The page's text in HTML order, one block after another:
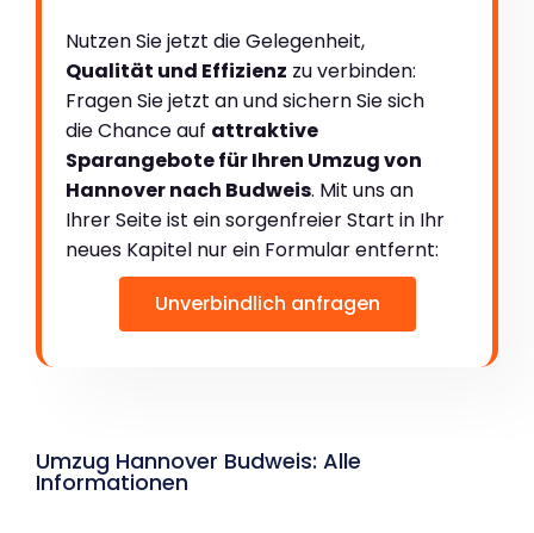
Nutzen Sie jetzt die Gelegenheit,
Qualität und Effizienz zu verbinden:
Fragen Sie jetzt an und sichern Sie sich
die Chance auf attraktive
Sparangebote für Ihren Umzug von
Hannover nach Budweis. Mit uns an
Ihrer Seite ist ein sorgenfreier Start in Ihr
neues Kapitel nur ein Formular entfernt:
Unverbindlich anfragen
Umzug Hannover Budweis: Alle
Informationen